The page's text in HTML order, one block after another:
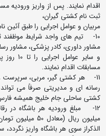
اقدام نمایند. پس از واریز ورودیه
ثبت نام کشتی گیران،
مربیان و عوامل اجرایی را طبق
10- تیم های واجد شرایط موظفند
مشاور داوری، کادر پزشکی، مشاور
و سایر
مسابقات اقدام نمایند.
11- هر کشتی گیر، مربی، سرپرست
رسانه ای و مدیریتی صرفاً می
کشتی ساحلی جام خلیج همیشه فارس سال 1404 حضور
میلیون ریال
الذکراز سوی هر باشگاه واریز